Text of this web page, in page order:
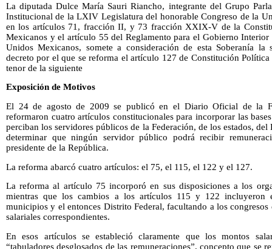
La diputada Dulce María Sauri Riancho, integrante del Grupo
Institucional de la LXIV Legislatura del honorable Congreso de la
en los artículos 71, fracción II, y 73 fracción XXIX-V de la
Mexicanos y el artículo 55 del Reglamento para el Gobierno Interior
Unidos Mexicanos, somete a consideración de esta Soberanía
decreto por el que se reforma el artículo 127 de Constitución
tenor de la siguiente
Exposición de Motivos
El 24 de agosto de 2009 se publicó en el Diario Oficial de la
reformaron cuatro artículos constitucionales para incorporar las
perciban los servidores públicos de la Federación, de los estados,
determinar que ningún servidor público podrá recibir
presidente de la República.
La reforma abarcó cuatro artículos: el 75, el 115, el 122 y el 127.
La reforma al artículo 75 incorporó en sus disposiciones a los
mientras que los cambios a los artículos 115 y 122 incluyeron
municipios y el entonces Distrito Federal, facultando a los congresos
salariales correspondientes.
En esos artículos se estableció claramente que los montos
“tabuladores desglosados de las remuneraciones”, concepto que se